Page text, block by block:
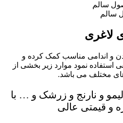
سالم
لاغری
و اندامی مناسب کمک کرده و
استفاده نمود موارد زیر بخشی از
مختلف می باشد.
و نارنج و زرشک و … با
و قیمتی عالی